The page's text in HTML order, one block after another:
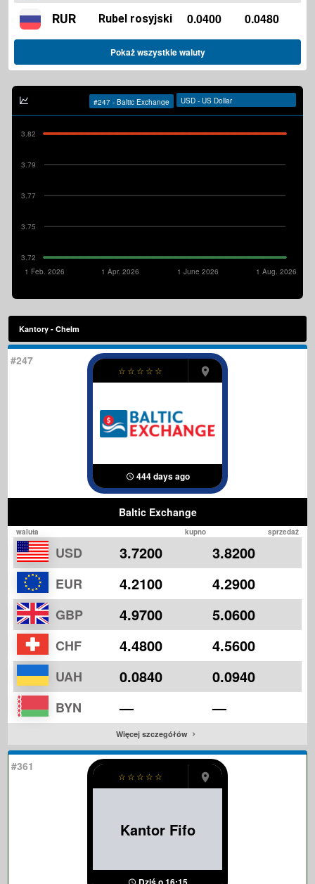
RUR Rubel rosyjski 0.0400 0.0480
Pokaż wszystkie waluty
3.72
3.75
3.77
3.79
3.82
1 Aug. 2026
1 June 2026
1 Apr. 2026
1 Feb. 2026
Kantory - Chelm
#247
☆
☆
☆
☆
☆
444 days ago
Baltic Exchange
waluta kupno sprzedaż
USD 3.7200 3.8200
EUR 4.2100 4.2900
GBP 4.9700 5.0600
CHF 4.4800 4.5600
UAH 0.0840 0.0940
BYN — —
Więcej szczegółów
#361
☆
☆
☆
☆
☆
Kantor Fifo